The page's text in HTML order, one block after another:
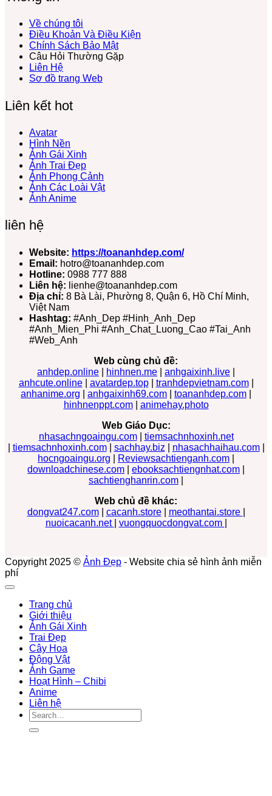
Miễn
Phí
Về chúng tôi
Điều Khoản Và Điều Kiện
Chính Sách Bảo Mật
Câu Hỏi Thường Gặp
Liên Hệ
Sơ đồ trang Web
Liên kết hot
Avatar
Hình Nền
Ảnh Gái Xinh
Ảnh Trai Đẹp
Ảnh Phong Cảnh
Ảnh Các Loài Vật
Ảnh Anime
liên hệ
Website: https://toananhdep.com/
Email: hotro@toananhdep.com
Hotline: 0988 777 888
Liên hệ: lienhe@toananhdep.com
Địa chỉ: 8 Bà Lài, Phường 8, Quận 6, Hồ Chí Minh,
Việt Nam
Hashtag: #Anh_Dep #Hinh_Anh_Dep
#Anh_Mien_Phi #Anh_Chat_Luong_Cao #Tai_Anh
#Web_Anh
Web cùng chủ đề:
anhdep.online
hinhnen.me anhgaixinh.live
anhcute.online| avatardep.top| tranhdepvietnam.com|
anhanime.org
anhgaixinh69.com toananhdep.com
hinhnenppt.com| animehay.photo
Web Giáo Dục:
nhasachngoaingu.com| tiemsachnhoxinh.net
tiemsachnhoxinh.com| sachhay.biz nhasachhaihau.com|
hocngoaingu.org
Reviewsachtienganh.com
downloadchinese.com
ebooksachtiengnhat.com
sachtienghanrin.com
Web chủ đề khác:
dongvat247.com| cacanh.store| meothantai.store
nuoicacanh.net
vuongquocdongvat.com
Copyright 2025 © Ảnh Đẹp - Website chia sẻ hình ảnh miễn
phí
Trang chủ
Giới thiệu
Ảnh Gái Xinh
Trai Đẹp
Cây Hoa
Động Vật
Ảnh Game
Hoạt Hình – Chibi
Anime
Liên hệ